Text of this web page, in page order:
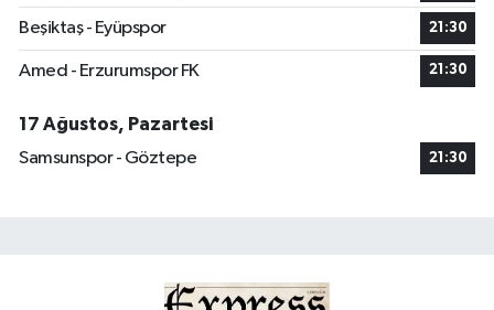
Beşiktaş - Eyüpspor 21:30
Amed - Erzurumspor FK 21:30
17 Ağustos, Pazartesi
Samsunspor - Göztepe
21:30